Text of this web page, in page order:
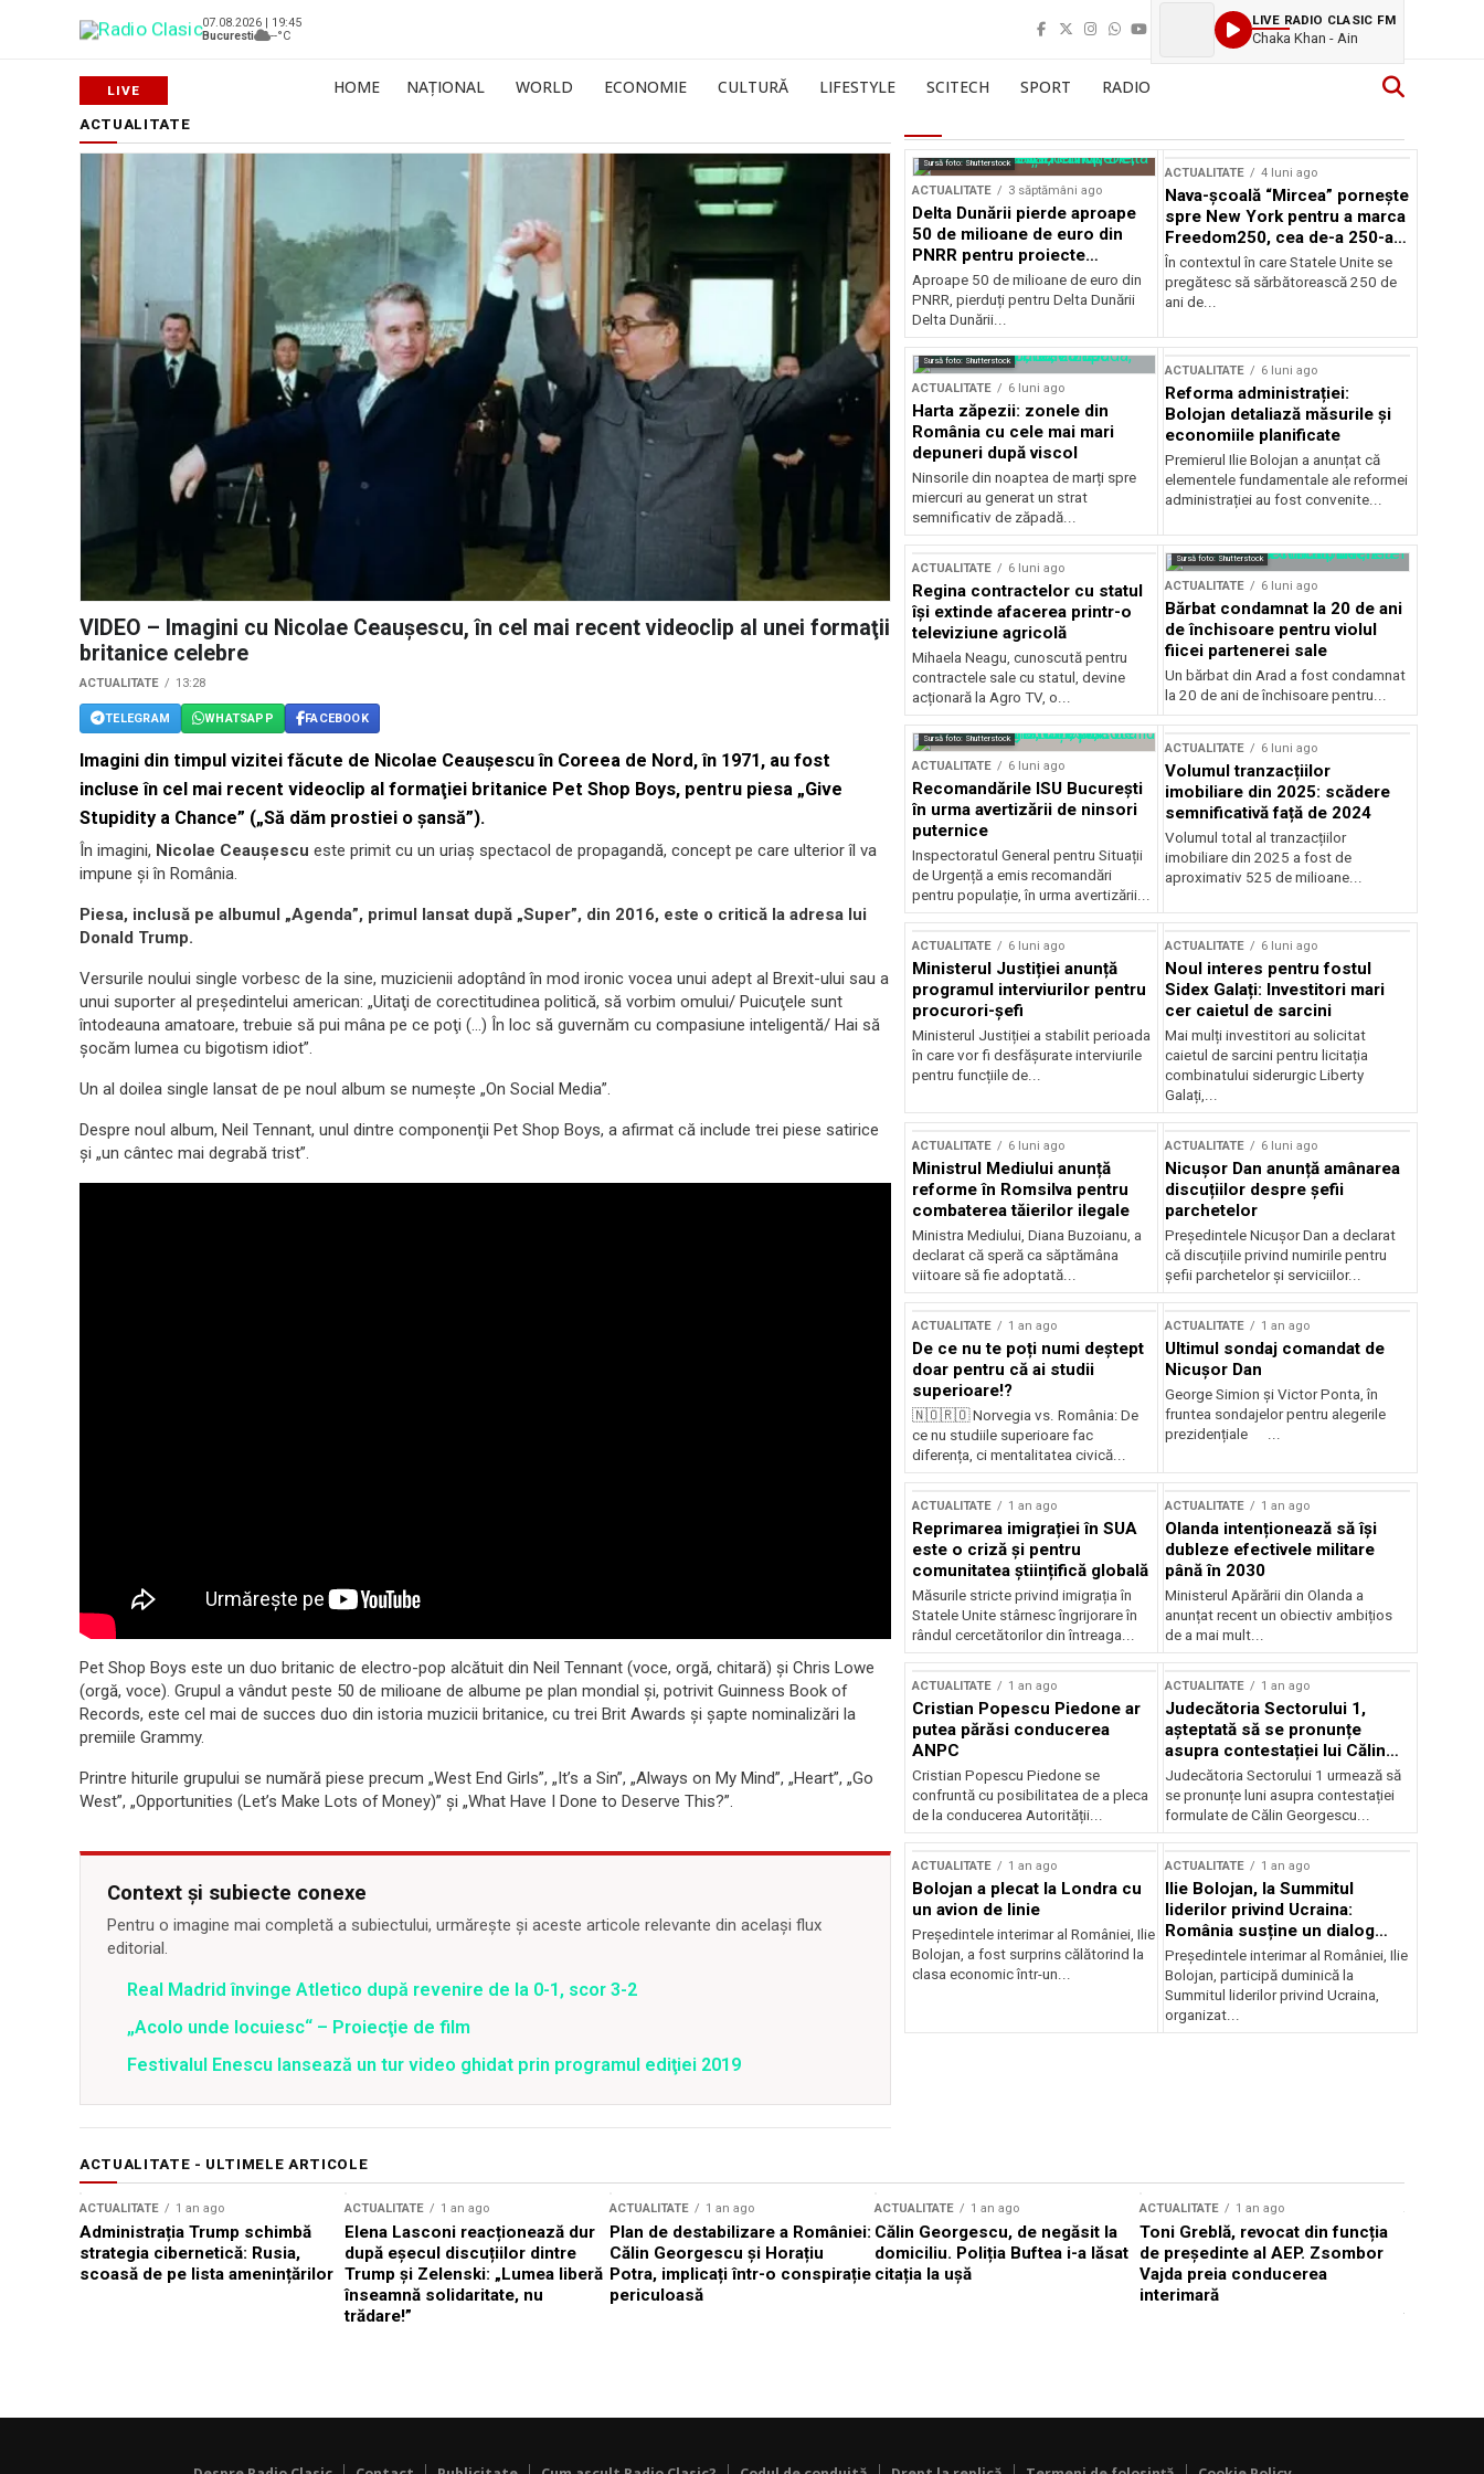
07.08.2026 | 19:45
Bucuresti
--°C
LIVE RADIO CLASIC FM
Chaka Khan - Ain
HOME NAȚIONAL WORLD ECONOMIE CULTURĂ LIFESTYLE SCITECH SPORT RADIO
ACTUALITATE
VIDEO – Imagini cu Nicolae Ceauşescu, în cel mai recent videoclip al unei formaţii
britanice celebre
ACTUALITATE 13:28
TELEGRAM WHATSAPP FACEBOOK
Imagini din timpul vizitei făcute de Nicolae Ceauşescu în Coreea de Nord, în 1971, au fost
incluse în cel mai recent videoclip al formaţiei britanice Pet Shop Boys, pentru piesa „Give
Stupidity a Chance” („Să dăm prostiei o şansă”).
În imagini, Nicolae Ceauşescu este primit cu un uriaş spectacol de propagandă, concept pe care ulterior îl va
impune şi în România.
Piesa, inclusă pe albumul „Agenda”, primul lansat după „Super”, din 2016, este o critică la adresa lui
Donald Trump.
Versurile noului single vorbesc de la sine, muzicienii adoptând în mod ironic vocea unui adept al Brexit-ului sau a
unui suporter al preşedintelui american: „Uitaţi de corectitudinea politică, să vorbim omului/ Puicuţele sunt
întodeauna amatoare, trebuie să pui mâna pe ce poţi (…) În loc să guvernăm cu compasiune inteligentă/ Hai să
şocăm lumea cu bigotism idiot”.
Un al doilea single lansat de pe noul album se numeşte „On Social Media”.
Despre noul album, Neil Tennant, unul dintre componenţii Pet Shop Boys, a afirmat că include trei piese satirice
şi „un cântec mai degrabă trist”.
Pet Shop Boys este un duo britanic de electro-pop alcătuit din Neil Tennant (voce, orgă, chitară) şi Chris Lowe
(orgă, voce). Grupul a vândut peste 50 de milioane de albume pe plan mondial şi, potrivit Guinness Book of
Records, este cel mai de succes duo din istoria muzicii britanice, cu trei Brit Awards şi şapte nominalizări la
premiile Grammy.
Printre hiturile grupului se numără piese precum „West End Girls”, „It’s a Sin”, „Always on My Mind”, „Heart”, „Go
West”, „Opportunities (Let’s Make Lots of Money)” şi „What Have I Done to Deserve This?”.
Context și subiecte conexe
Pentru o imagine mai completă a subiectului, urmărește și aceste articole relevante din același flux
editorial.
Real Madrid învinge Atletico după revenire de la 0-1, scor 3-2
„Acolo unde locuiesc“ – Proiecţie de film
Festivalul Enescu lansează un tur video ghidat prin programul ediţiei 2019
Sursă foto: Shutterstock
ACTUALITATE 3 săptămâni ago
Delta Dunării pierde aproape
50 de milioane de euro din
PNRR pentru proiecte
esențiale
Aproape 50 de milioane de euro din
PNRR, pierduți pentru Delta Dunării
Delta Dunării...
ACTUALITATE 4 luni ago
Nava-școală “Mircea” pornește
spre New York pentru a marca
Freedom250, cea de-a 250-a
aniversare a Statelor Unite
În contextul în care Statele Unite se
pregătesc să sărbătorească 250 de
ani de...
Sursă foto: Shutterstock
ACTUALITATE 6 luni ago
Harta zăpezii: zonele din
România cu cele mai mari
depuneri după viscol
Ninsorile din noaptea de marți spre
miercuri au generat un strat
semnificativ de zăpadă...
ACTUALITATE 6 luni ago
Reforma administrației:
Bolojan detaliază măsurile și
economiile planificate
Premierul Ilie Bolojan a anunțat că
elementele fundamentale ale reformei
administrației au fost convenite...
ACTUALITATE 6 luni ago
Regina contractelor cu statul
își extinde afacerea printr-o
televiziune agricolă
Mihaela Neagu, cunoscută pentru
contractele sale cu statul, devine
acționară la Agro TV, o...
Sursă foto: Shutterstock
ACTUALITATE 6 luni ago
Bărbat condamnat la 20 de ani
de închisoare pentru violul
fiicei partenerei sale
Un bărbat din Arad a fost condamnat
la 20 de ani de închisoare pentru...
Sursă foto: Shutterstock
ACTUALITATE 6 luni ago
Recomandările ISU București
în urma avertizării de ninsori
puternice
Inspectoratul General pentru Situații
de Urgență a emis recomandări
pentru populație, în urma avertizării...
ACTUALITATE 6 luni ago
Volumul tranzacțiilor
imobiliare din 2025: scădere
semnificativă față de 2024
Volumul total al tranzacțiilor
imobiliare din 2025 a fost de
aproximativ 525 de milioane...
ACTUALITATE 6 luni ago
Ministerul Justiției anunță
programul interviurilor pentru
procurori-șefi
Ministerul Justiției a stabilit perioada
în care vor fi desfășurate interviurile
pentru funcțiile de...
ACTUALITATE 6 luni ago
Noul interes pentru fostul
Sidex Galați: Investitori mari
cer caietul de sarcini
Mai mulți investitori au solicitat
caietul de sarcini pentru licitația
combinatului siderurgic Liberty
Galați,...
ACTUALITATE 6 luni ago
Ministrul Mediului anunță
reforme în Romsilva pentru
combaterea tăierilor ilegale
Ministra Mediului, Diana Buzoianu, a
declarat că speră ca săptămâna
viitoare să fie adoptată...
ACTUALITATE 6 luni ago
Nicușor Dan anunță amânarea
discuțiilor despre șefii
parchetelor
Președintele Nicușor Dan a declarat
că discuțiile privind numirile pentru
șefii parchetelor și serviciilor...
ACTUALITATE 1 an ago
De ce nu te poți numi deștept
doar pentru că ai studii
superioare!?
🇳🇴🇷🇴 Norvegia vs. România: De
ce nu studiile superioare fac
diferența, ci mentalitatea civică...
ACTUALITATE 1 an ago
Ultimul sondaj comandat de
Nicușor Dan
George Simion și Victor Ponta, în
fruntea sondajelor pentru alegerile
prezidențiale ...
ACTUALITATE 1 an ago
Reprimarea imigrației în SUA
este o criză și pentru
comunitatea științifică globală
Măsurile stricte privind imigrația în
Statele Unite stârnesc îngrijorare în
rândul cercetătorilor din întreaga...
ACTUALITATE 1 an ago
Olanda intenționează să își
dubleze efectivele militare
până în 2030
Ministerul Apărării din Olanda a
anunțat recent un obiectiv ambițios
de a mai mult...
ACTUALITATE 1 an ago
Cristian Popescu Piedone ar
putea părăsi conducerea
ANPC
Cristian Popescu Piedone se
confruntă cu posibilitatea de a pleca
de la conducerea Autorității...
ACTUALITATE 1 an ago
Judecătoria Sectorului 1,
așteptată să se pronunțe
asupra contestației lui Călin
Georgescu privind controlul
judiciar
Judecătoria Sectorului 1 urmează să
se pronunțe luni asupra contestației
formulate de Călin Georgescu...
ACTUALITATE 1 an ago
Bolojan a plecat la Londra cu
un avion de linie
Președintele interimar al României, Ilie
Bolojan, a fost surprins călătorind la
clasa economic într-un...
ACTUALITATE 1 an ago
Ilie Bolojan, la Summitul
liderilor privind Ucraina:
România susține un dialog
transatlantic pentru securitate
și stabilitate
Președintele interimar al României, Ilie
Bolojan, participă duminică la
Summitul liderilor privind Ucraina,
organizat...
ACTUALITATE - ULTIMELE ARTICOLE
ACTUALITATE 1 an ago
Administrația Trump schimbă
strategia cibernetică: Rusia,
scoasă de pe lista amenințărilor
ACTUALITATE 1 an ago
Elena Lasconi reacționează dur
după eșecul discuțiilor dintre
Trump și Zelenski: „Lumea liberă
înseamnă solidaritate, nu
trădare!”
ACTUALITATE 1 an ago
Plan de destabilizare a României:
Călin Georgescu și Horațiu
Potra, implicați într-o conspirație
periculoasă
ACTUALITATE 1 an ago
Călin Georgescu, de negăsit la
domiciliu. Poliția Buftea i-a lăsat
citația la ușă
ACTUALITATE 1 an ago
Toni Greblă, revocat din funcția
de președinte al AEP. Zsombor
Vajda preia conducerea
interimară